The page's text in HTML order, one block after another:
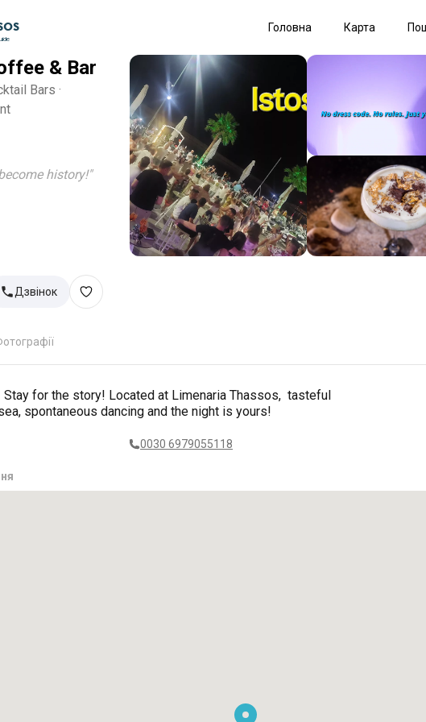
Головна Карта
& Bar
Bars ·
history!"
Дзвінок
Stay for the story! Located at Limenaria Thassos, tasteful
spontaneous dancing and the night is yours!
0030 6979055118